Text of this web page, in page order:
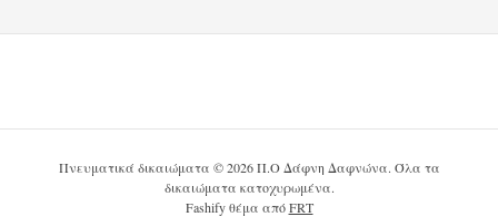
Πνευματικά δικαιώματα © 2026 Π.Ο Δάφνη Δαφνώνα. Όλα τα
δικαιώματα κατοχυρωμένα.
Fashify θέμα απόFRT